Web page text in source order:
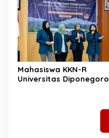
Mahasiswa KKN-R
Universitas Diponegoro